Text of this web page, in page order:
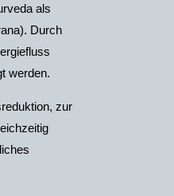
als
Durch
werden.
zur